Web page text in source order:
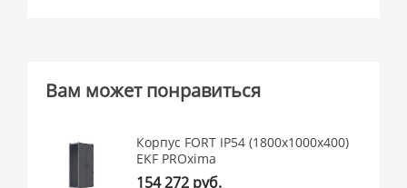
Вам может понравиться
Корпус FORT IP54 (1800x1000x400)
EKF PROxima
154 272 руб.